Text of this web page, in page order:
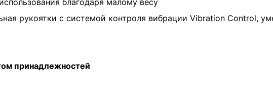
благодаря малому весу
рукоятки с системой контроля вибрации Vibration Control,
принадлежностей